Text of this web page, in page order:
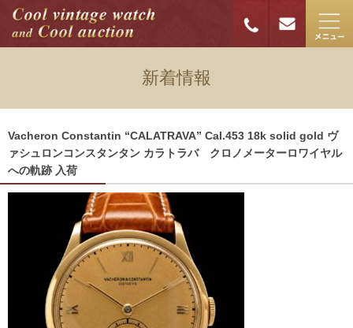
新着情報
Vacheron Constantin “CALATRAVA” Cal.453 18k solid gold ヴ
ァシュロンコンスタンタン カラトラバ クロノメーターロワイヤル
への軌跡 入荷